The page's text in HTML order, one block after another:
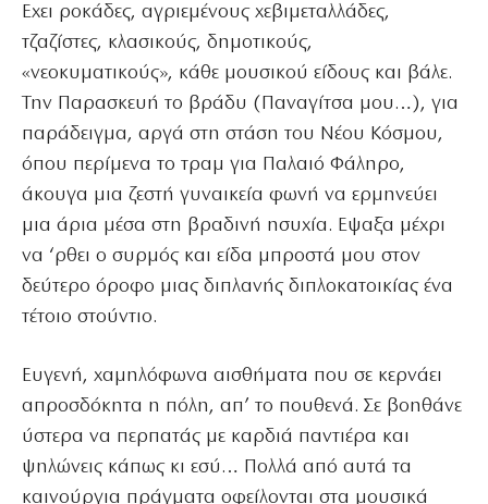
Εχει ροκάδες, αγριεμένους χεβιμεταλλάδες,
τζαζίστες, κλασικούς, δημοτικούς,
«νεοκυματικούς», κάθε μουσικού είδους και βάλε.
Την Παρασκευή το βράδυ (Παναγίτσα μου…), για
παράδειγμα, αργά στη στάση του Νέου Κόσμου,
όπου περίμενα το τραμ για Παλαιό Φάληρο,
άκουγα μια ζεστή γυναικεία φωνή να ερμηνεύει
μια άρια μέσα στη βραδινή ησυχία. Εψαξα μέχρι
να ‘ρθει ο συρμός και είδα μπροστά μου στον
δεύτερο όροφο μιας διπλανής διπλοκατοικίας ένα
τέτοιο στούντιο.
Ευγενή, χαμηλόφωνα αισθήματα που σε κερνάει
απροσδόκητα η πόλη, απ’ το πουθενά. Σε βοηθάνε
ύστερα να περπατάς με καρδιά παντιέρα και
ψηλώνεις κάπως κι εσύ… Πολλά από αυτά τα
καινούργια πράγματα οφείλονται στα μουσικά